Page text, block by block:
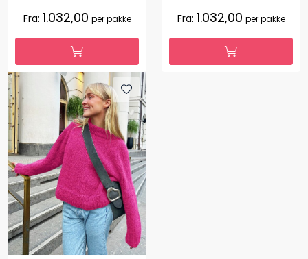
Fra: 1.032,00 per pakke Fra: 1.032,00 per pakke